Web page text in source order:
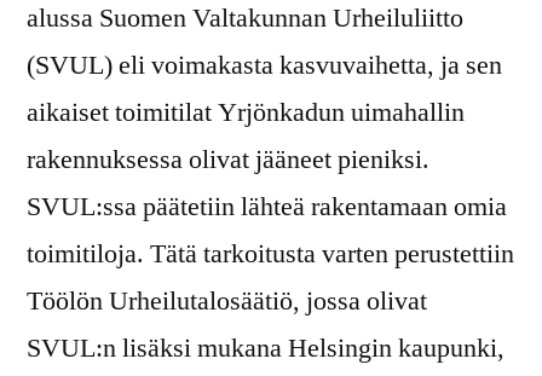
alussa Suomen Valtakunnan Urheiluliitto
(SVUL) eli voimakasta kasvuvaihetta, ja sen
aikaiset toimitilat Yrjönkadun uimahallin
rakennuksessa olivat jääneet pieniksi.
SVUL:ssa päätetiin lähteä rakentamaan omia
toimitiloja. Tätä tarkoitusta varten perustettiin
Töölön Urheilutalosäätiö, jossa olivat
SVUL:n lisäksi mukana Helsingin kaupunki,